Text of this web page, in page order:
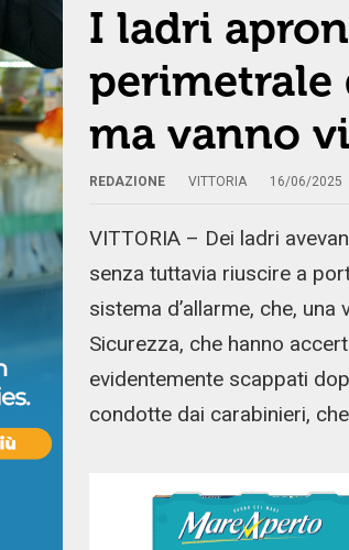
I ladri
perimetrale
ma vanno
REDAZIONE VITTORIA 16/06/2025
VITTORIA – Dei ladri
senza tuttavia riuscire a
sistema d’allarme, che,
Sicurezza, che hanno
evidentemente scappati
condotte dai carabinieri,